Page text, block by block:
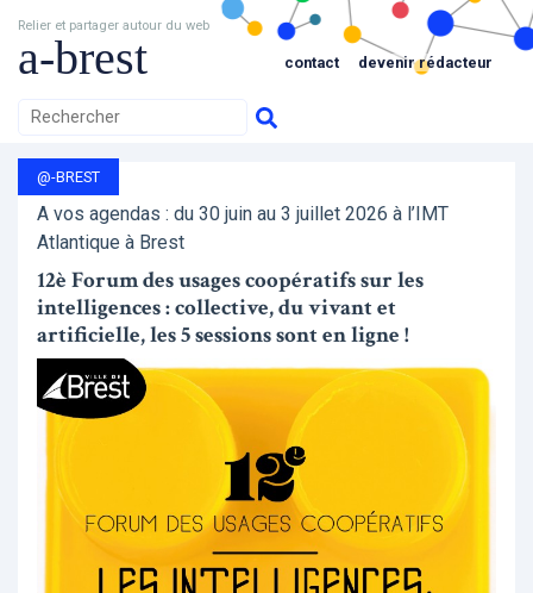
Relier et partager autour du web
a-brest contact devenir rédacteur
@-BREST
A vos agendas : du 30 juin au 3 juillet 2026 à l’IMT
Atlantique à Brest
12è Forum des usages coopératifs sur les
intelligences : collective, du vivant et
artificielle, les 5 sessions sont en ligne !